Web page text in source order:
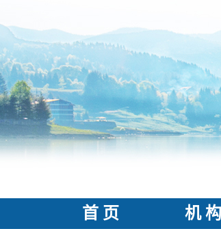
首 页 机 构